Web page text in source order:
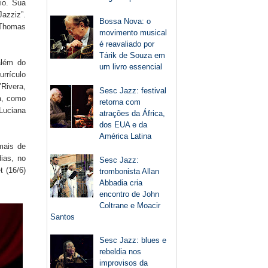
Sua
do
como
de
no
(16/6)
Bossa Nova: o
movimento musical
é reavaliado por
Tárik de Souza em
um livro essencial
Sesc Jazz: festival
retorna com
atrações da África,
dos EUA e da
América Latina
Sesc Jazz:
trombonista Allan
Abbadia cria
encontro de John
Coltrane e Moacir
Santos
Sesc Jazz: blues e
rebeldia nos
improvisos da